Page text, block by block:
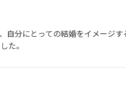
自分にとっての結婚をイメージす
た。